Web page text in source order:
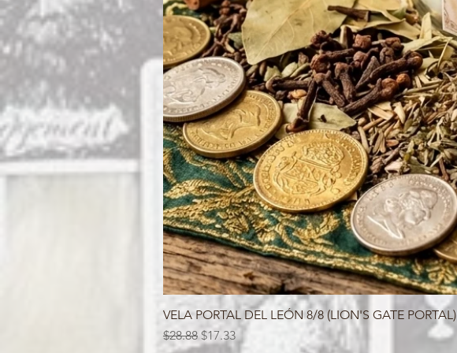
VELA PORTAL DEL LEÓN 8/8 (LION'S GATE PORTAL)
Regular Price
$28.88 Sale Price
$17.33